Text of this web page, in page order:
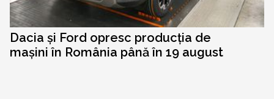
Dacia și Ford opresc producția de
mașini în România până în 19 august